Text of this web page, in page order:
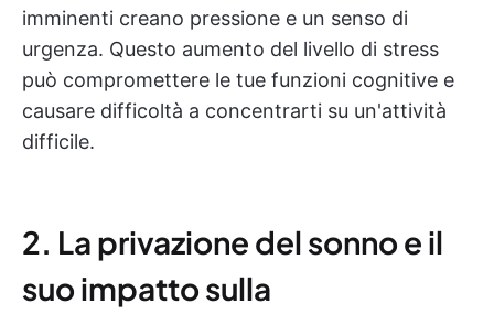
imminenti creano pressione e un senso di
urgenza. Questo aumento del livello di stress
può compromettere le tue funzioni cognitive e
causare difficoltà a concentrarti su un'attività
difficile.
2. La privazione del sonno e il
suo impatto sulla